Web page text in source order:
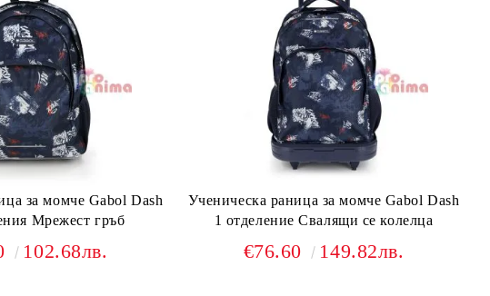
за момче Gabol Dash
Мрежест гръб
102.68лв.
Ученическа раница за момче Gabol Dash
1 отделение Свалящи се колелца
€76.60 149.82лв.